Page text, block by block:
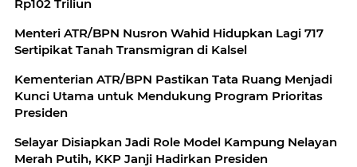
Rp102 Triliun
Menteri ATR/BPN Nusron Wahid Hidupkan Lagi 717
Sertipikat Tanah Transmigran di Kalsel
Kementerian ATR/BPN Pastikan Tata Ruang Menjadi
Kunci Utama untuk Mendukung Program Prioritas
Presiden
Selayar Disiapkan Jadi Role Model Kampung Nelayan
Merah Putih, KKP Janji Hadirkan Presiden